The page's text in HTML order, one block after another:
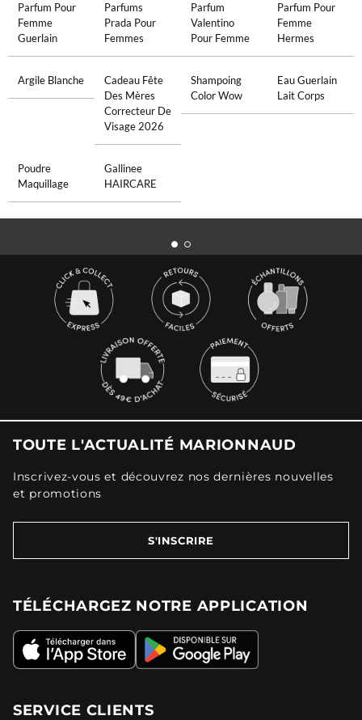
Parfum Pour
Femme
Guerlain
Parfums
Prada Pour
Femmes
Parfum
Valentino
Pour Femme
Parfum Pour
Femme
Hermes
Argile Blanche
Cadeau Fête
Des Mères
Correcteur De
Visage 2026
Shampoing
Color Wow
Eau Guerlain
Lait Corps
Poudre
Maquillage
Gallinee
HAIRCARE
TOUTE L'ACTUALITÉ MARIONNAUD
Inscrivez-vous et découvrez nos dernières nouvelles
et promotions
S'INSCRIRE
TÉLÉCHARGEZ NOTRE APPLICATION
SERVICE CLIENTS